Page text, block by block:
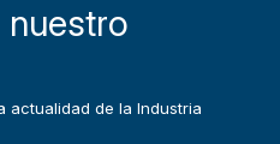
nuestro
actualidad de la Industria